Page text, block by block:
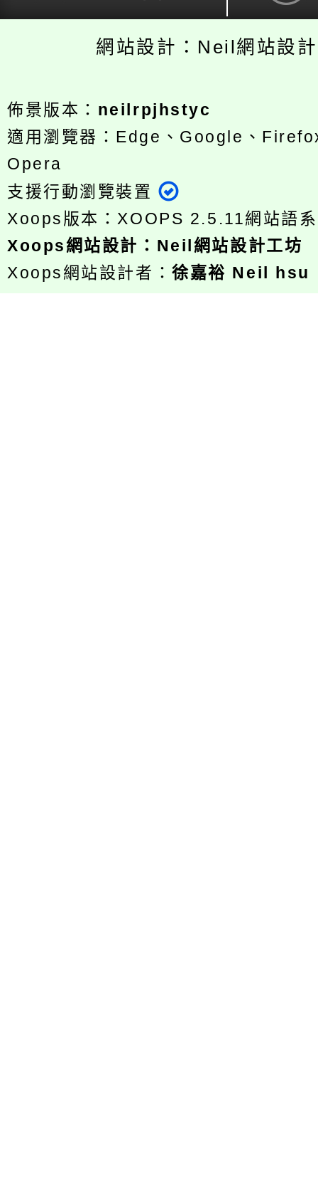
網站設計：Neil網站設
佈景版本： neilrpjhstyc
適用瀏覽器：Edge、Google、
Opera
支援行動瀏覽裝置
Xoops版本：XOOPS 2.5.11網站語
Xoops網站設計 ： Neil網站設計工坊
Xoops網站設計者：徐嘉裕 Neil hsu